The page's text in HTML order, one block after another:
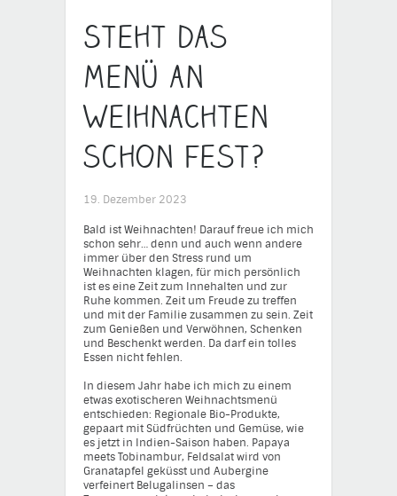
Steht das
Menü an
Weihnachten
schon fest?
19. Dezember 2023
Bald ist Weihnachten! Darauf freue ich mich
schon sehr… denn und auch wenn andere
immer über den Stress rund um
Weihnachten klagen, für mich persönlich
ist es eine Zeit zum Innehalten und zur
Ruhe kommen. Zeit um Freude zu treffen
und mit der Familie zusammen zu sein. Zeit
zum Genießen und Verwöhnen, Schenken
und Beschenkt werden. Da darf ein tolles
Essen nicht fehlen.
In diesem Jahr habe ich mich zu einem
etwas exotischeren Weihnachtsmenü
entschieden: Regionale Bio-Produkte,
gepaart mit Südfrüchten und Gemüse, wie
es jetzt in Indien-Saison haben. Papaya
meets Tobinambur, Feldsalat wird von
Granatapfel geküsst und Aubergine
verfeinert Belugalinsen – das